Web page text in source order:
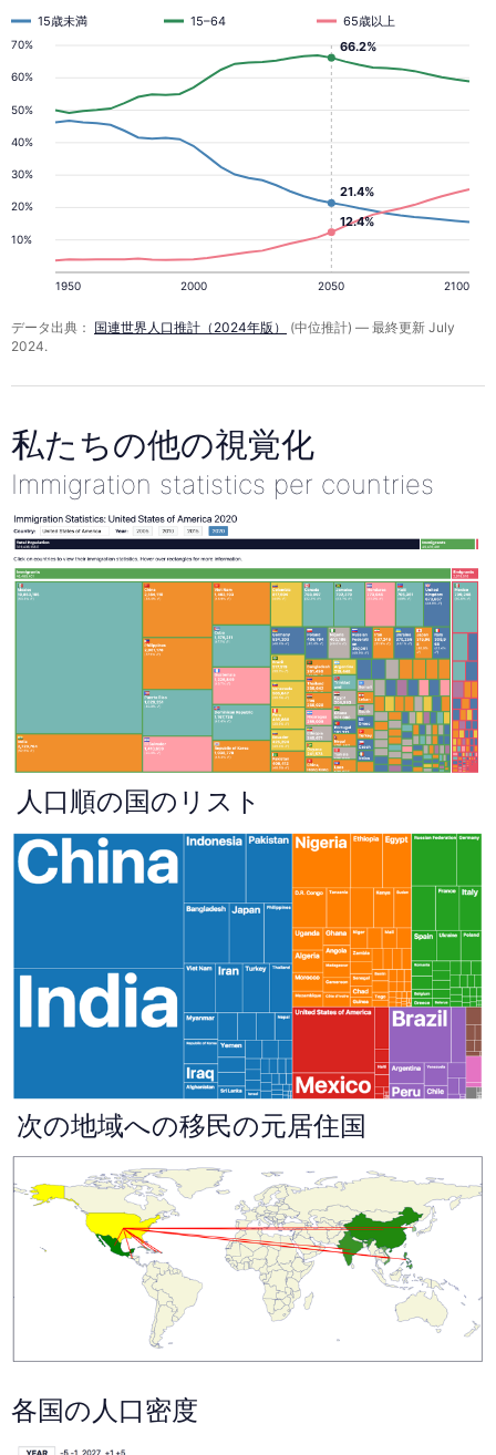
10%
20%
30%
40%
50%
60%
70%
1950 2000 2050 2100
15歳未満 15–64 65歳以上
21.4%
12.4%
66.2%
データ出典： 国連世界人口推計（2024年版）
(中位推計) — 最終更新 July
2024.
私たちの他の視覚化
Immigration statistics per countries
人口順の国のリスト
次の地域への移民の元居住国
各国の人口密度